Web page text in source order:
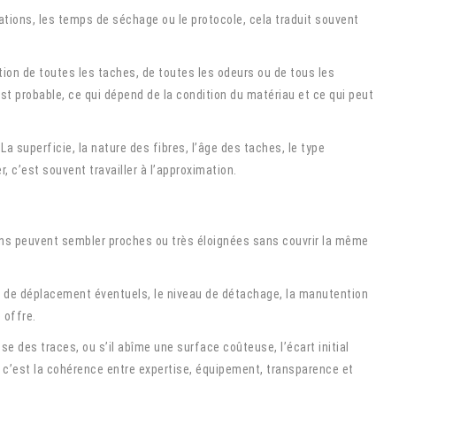
les temps de séchage ou le protocole, cela traduit souvent
de toutes les taches, de toutes les odeurs ou de tous les
probable, ce qui dépend de la condition du matériau et ce qui peut
superficie, la nature des fibres, l’âge des taches, le type
c’est souvent travailler à l’approximation.
peuvent sembler proches ou très éloignées sans couvrir la même
déplacement éventuels, le niveau de détachage, la manutention
offre.
des traces, ou s’il abîme une surface coûteuse, l’écart initial
la cohérence entre expertise, équipement, transparence et